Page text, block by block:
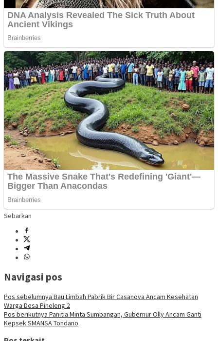
Sebarkan
Navigasi pos
Pos sebelumnya Bau Limbah Pabrik Bir Casanova Ancam Kesehatan
Warga Desa Pineleng 2
Pos berikutnya Panitia Minta Sumbangan, Gubernur Olly Ancam Ganti
Kepsek SMANSA Tondano